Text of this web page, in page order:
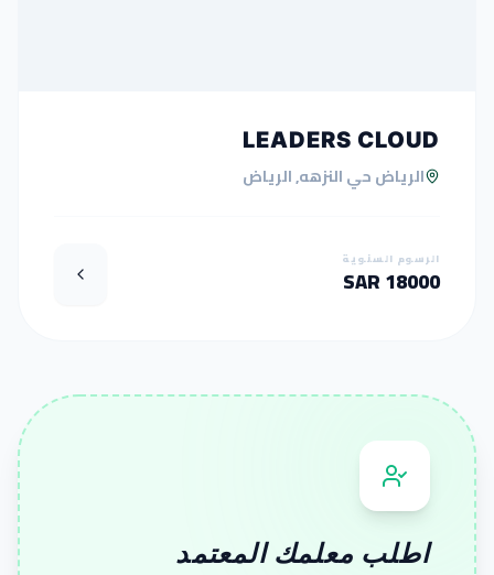
LEADERS CLOUD
الرياض حي النزهه, الرياض
الرسوم السنوية
18000 SAR
اطلب معلمك المعتمد